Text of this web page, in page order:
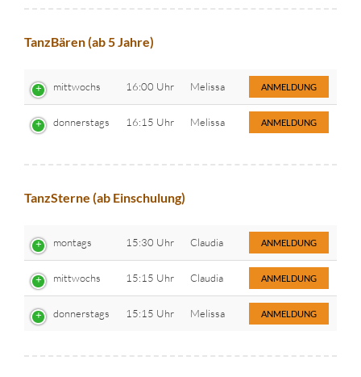
TanzBären (ab 5 Jahre)
mittwochs 16:00 Uhr Melissa ANMELDUNG
donnerstags 16:15 Uhr Melissa ANMELDUNG
TanzSterne (ab Einschulung)
montags 15:30 Uhr Claudia ANMELDUNG
mittwochs 15:15 Uhr Claudia ANMELDUNG
donnerstags 15:15 Uhr Melissa ANMELDUNG